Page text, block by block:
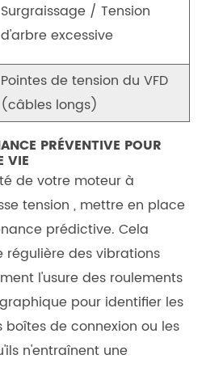
Surgraissage / Tension
d'arbre excessive
Pointes de tension du VFD
(câbles longs)
PRÉVENTIVE POUR
VIE
de votre moteur à
tension , mettre en place
prédictive. Cela
des vibrations
l'usure des roulements
pour identifier les
de connexion ou les
n'entraînent une